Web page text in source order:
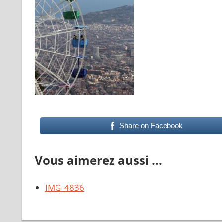
Share on Facebook
Vous aimerez aussi ...
IMG_4836